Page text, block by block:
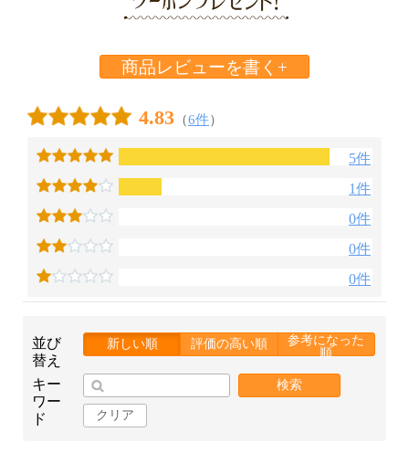
商品レビューを書く+
4.83 （6件）
5件
1件
0件
0件
0件
並び
替え
新しい順 評価の高い順
参考になった
順
キー
ワー
ド
検索
クリア